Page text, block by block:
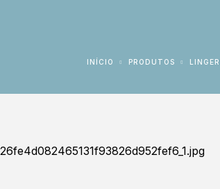
INÍCIO PRODUTOS